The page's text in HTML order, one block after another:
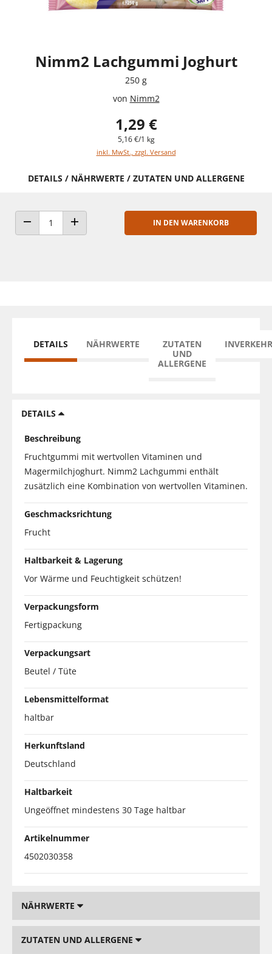
Nimm2 Lachgummi Joghurt
250 g
von Nimm2
1,29 €
5,16 €/1 kg
inkl. MwSt., zzgl. Versand
DETAILS / NÄHRWERTE / ZUTATEN UND ALLERGENE
ANZAHL VERRINGERNANZAHL ERHÖHEN
IN DEN WARENKORB
DETAILS NÄHRWERTE
ZUTATEN
UND
ALLERGENE
DETAILS
Beschreibung
Fruchtgummi mit wertvollen Vitaminen und
Magermilchjoghurt. Nimm2 Lachgummi enthält
zusätzlich eine Kombination von wertvollen Vitaminen.
Geschmacksrichtung
Frucht
Haltbarkeit & Lagerung
Vor Wärme und Feuchtigkeit schützen!
Verpackungsform
Fertigpackung
Verpackungsart
Beutel / Tüte
Lebensmittelformat
haltbar
Herkunftsland
Deutschland
Haltbarkeit
Ungeöffnet mindestens 30 Tage haltbar
Artikelnummer
4502030358
NÄHRWERTE
ZUTATEN UND ALLERGENE